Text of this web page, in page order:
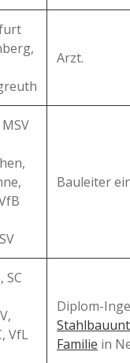
Arzt.
Bauleiter
SC
VfL
Diplom-
Familie in